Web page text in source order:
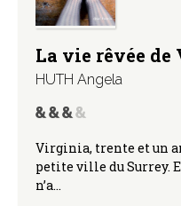
La vie rêvée
HUTH Angela
Virginia, trente et un
petite ville du Surrey.
n’a…